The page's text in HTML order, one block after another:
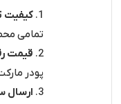
کیفیت
تمامی
قیمت
پودر
ارسال